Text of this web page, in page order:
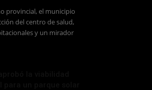
provincial, el municipio
del centro de salud,
y un mirador